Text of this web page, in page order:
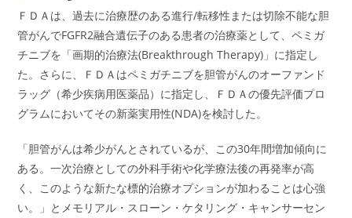
ＦＤＡは、過去に治療歴のある進行/転移性または切除不能な胆
管がんでFGFR2融合遺伝子のある患者の治療薬として、ペミガ
チニブを「画期的治療法(Breakthrough Therapy)」に指定し
た。さらに、ＦＤＡはペミガチニブを胆管がんのオーファンド
ラッグ（希少疾病用医薬品）に指定し、ＦＤＡの優先評価プロ
グラムにおいてその新薬実用性(NDA)を検討した。
「胆管がんは希少がんとされているが、この30年間増加傾向に
ある。一次治療としての外科手術や化学療法後の再発率が高
く、このような新たな標的治療オプションが加わることは心強
い。」とメモリアル・スローン・ケタリング・キャンサーセン